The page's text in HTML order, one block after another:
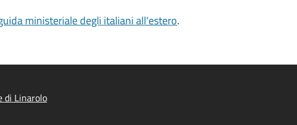
ministeriale degli italiani all'estero.
di Linarolo